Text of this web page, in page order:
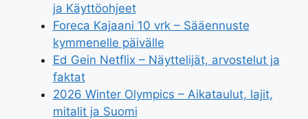
ja Käyttöohjeet
Foreca Kajaani 10 vrk – Sääennuste
kymmenelle päivälle
Ed Gein Netflix – Näyttelijät, arvostelut ja
faktat
2026 Winter Olympics – Aikataulut, lajit,
mitalit ja Suomi